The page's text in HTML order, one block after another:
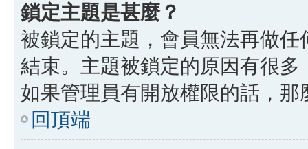
鎖定主題是甚麼？
被鎖定的主題，會員無法再做
結束。主題被鎖定的原因有很
如果管理員有開放權限的話，
回頂端